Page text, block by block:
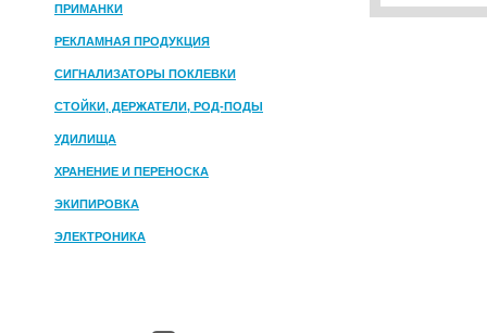
ПРИМАНКИ
РЕКЛАМНАЯ ПРОДУКЦИЯ
СИГНАЛИЗАТОРЫ ПОКЛЕВКИ
СТОЙКИ, ДЕРЖАТЕЛИ, РОД-ПОДЫ
УДИЛИЩА
ХРАНЕНИЕ И ПЕРЕНОСКА
ЭКИПИРОВКА
ЭЛЕКТРОНИКА